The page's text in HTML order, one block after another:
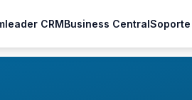
CRMBusiness CentralSoporte